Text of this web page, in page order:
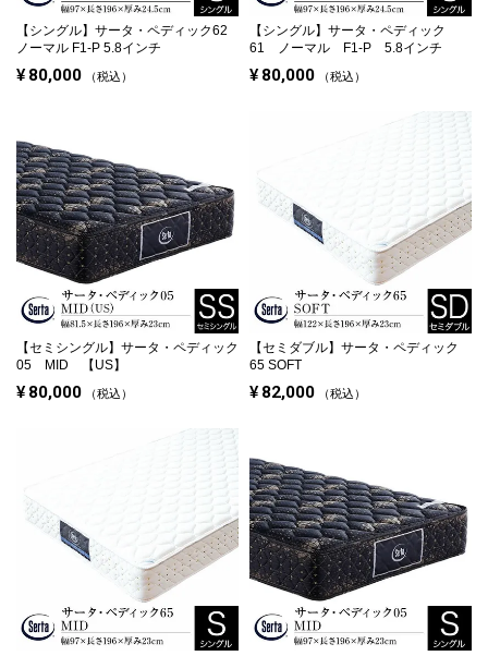
【シングル】 サータ・ペディック62
ノーマル F1-P 5.8インチ
¥ 80,000 税込
【シングル】 サータ・ペディック
61 ノーマル F1-P 5.8インチ
¥ 80,000 税込
【セミシングル】 サータ・ペディック
05 MID 【US】
¥ 80,000 税込
【セミダブル】 サータ・ペディック
65 SOFT
¥ 82,000 税込